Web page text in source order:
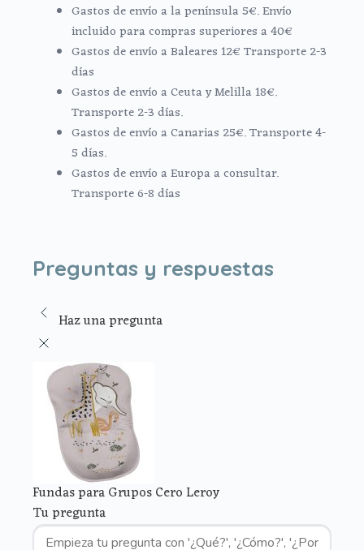
Gastos de envío a la península 5€. Envío
incluido para compras superiores a 40€
Gastos de envío a Baleares 12€ Transporte 2-3
días
Gastos de envío a Ceuta y Melilla 18€.
Transporte 2-3 días.
Gastos de envío a Canarias 25€. Transporte 4-
5 días.
Gastos de envío a Europa a consultar.
Transporte 6-8 días
Preguntas y respuestas
Haz una pregunta
Fundas para Grupos Cero Leroy
Tu pregunta